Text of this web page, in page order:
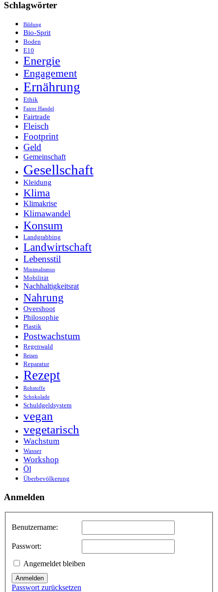
Schlagwörter
Bildung
Bio-Sprit
Boden
E10
Energie
Engagement
Ernährung
Ethik
Fairer Handel
Fairtrade
Fleisch
Footprint
Geld
Gemeinschaft
Gesellschaft
Kleidung
Klima
Klimakrise
Klimawandel
Konsum
Landgrabbing
Landwirtschaft
Lebensstil
Minimalismus
Mobilität
Nachhaltigkeitsrat
Nahrung
Overshoot
Philosophie
Plastik
Postwachstum
Regenwald
Reisen
Reparatur
Rezept
Rohstoffe
Schokolade
Schuldgeldsystem
vegan
vegetarisch
Wachstum
Wasser
Workshop
Öl
Überbevölkerung
Anmelden
Benutzername:
Passwort:
Angemeldet bleiben
Anmelden
Passwort zurücksetzen